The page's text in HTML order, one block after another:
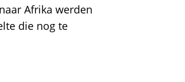
Afrika werden
die nog te